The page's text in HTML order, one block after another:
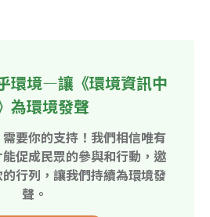
環境—讓《環境資訊中
為環境發聲
需要你的支持！我們相信唯有
促成民眾的參與和行動，邀
行列，讓我們持續為環境發
聲。